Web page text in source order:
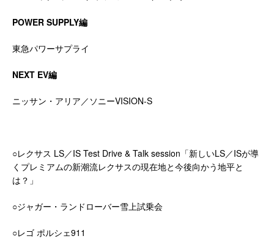
POWER SUPPLY編
東急パワーサプライ
NEXT EV編
ニッサン・アリア／ソニーVISION-S
○レクサス LS／IS Test Drive & Talk session「新しいLS／ISが導
くプレミアムの新潮流レクサスの現在地と今後向かう地平と
は？」
○ジャガー・ランドローバー雪上試乗会
○レゴ ポルシェ911